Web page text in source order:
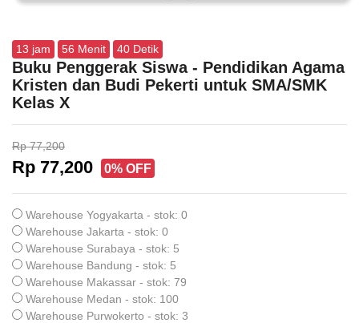
13 jam 56 Menit 39 Detik
Buku Penggerak Siswa - Pendidikan Agama
Kristen dan Budi Pekerti untuk SMA/SMK
Kelas X
Rp 77,200
Rp 77,200 0% OFF
Warehouse Yogyakarta - stok: 0
Warehouse Jakarta - stok: 0
Warehouse Surabaya - stok: 5
Warehouse Bandung - stok: 5
Warehouse Makassar - stok: 79
Warehouse Medan - stok: 100
Warehouse Purwokerto - stok: 3